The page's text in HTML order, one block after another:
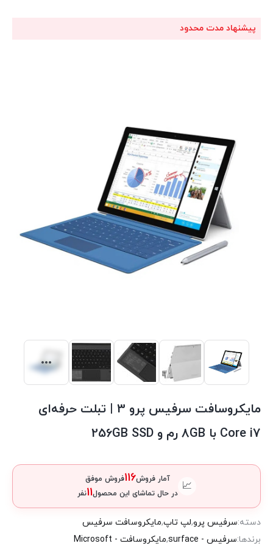
84,690,000 تومان
پیشنهاد مدت محدود
مایکروسافت سرفیس پرو 3 | تبلت حرفه‌ای
Core i7 با 8GB رم و 256GB SSD
📈
آمار فروش116فروش موفق
در حال تماشای این محصول11نفر
دسته:سرفیس پرو,لپ تاپ,مایکروسافت سرفیس
برندها:سرفیس - surface ,مایکروسافت - Microsoft